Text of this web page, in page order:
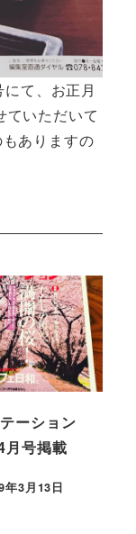
て、お正月
ていただいて
ありますの
ーション
月号掲載
年3月13日